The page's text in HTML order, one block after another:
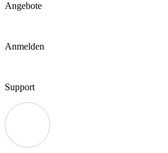
Angebote
Anmelden
Support